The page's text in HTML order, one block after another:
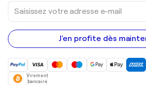
Saisissez
votre
adresse
e-
mail
J'en profite dès
Virement
bancaire